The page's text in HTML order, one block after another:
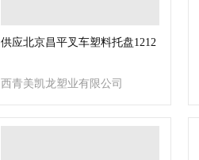
供应北京昌平叉车塑料托盘1212
西青美凯龙塑业有限公司